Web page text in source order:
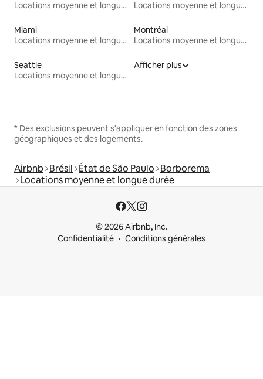
Locations moyenne et longue durée
Locations moyenne et longue durée
Miami
Locations moyenne et longue durée
Montréal
Locations moyenne et longue durée
Seattle
Locations moyenne et longue durée
Afficher plus
* Des exclusions peuvent s'appliquer en fonction des zones
géographiques et des logements.
Airbnb Brésil État de São Paulo Borborema
Locations moyenne et longue durée
© 2026 Airbnb, Inc.
Confidentialité
Conditions générales